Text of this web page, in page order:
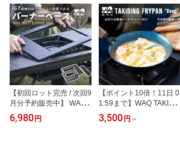
【初回ロット完売 / 次回9
月分予約販売中】 WAQ
MULTI BURNER BASE
バーナーベース ビルトイ
6,980 円
【ポイント10倍！11日 0
1:59まで】WAQ TAKIBIN
G FRYPAN Deep 焚き火
フライパン 焚き火パン
3,500 円 ～